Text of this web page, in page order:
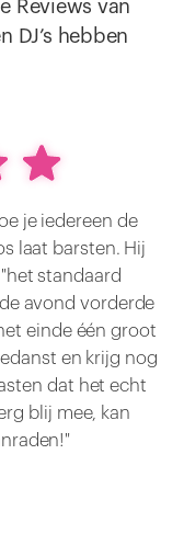
Reviews van
DJ’s hebben
je iedereen de
laat barsten. Hij
standaard
avond vorderde
einde één groot
en krijg nog
dat het echt
blij mee, kan